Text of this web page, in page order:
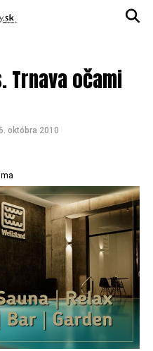
Trnava očami
októbra 2010